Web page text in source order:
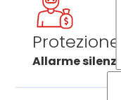
informa
Allarme